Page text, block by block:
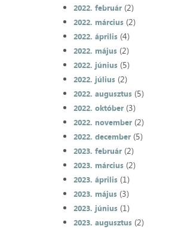
2022. február(2)
2022. március(2)
2022. április(4)
2022. május(2)
2022. június(5)
2022. július(2)
2022. augusztus(5)
2022. október(3)
2022. november(2)
2022. december(5)
2023. február(2)
2023. március(2)
2023. április(1)
2023. május(3)
2023. június(1)
2023. augusztus(2)